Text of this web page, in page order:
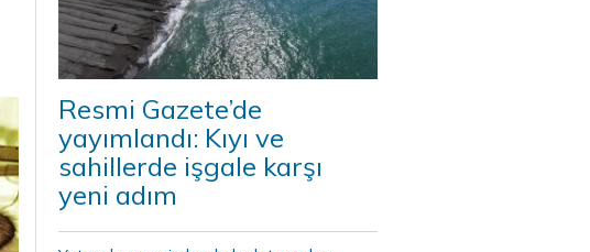
Resmi Gazete’de
yayımlandı: Kıyı ve
sahillerde işgale karşı
yeni adım